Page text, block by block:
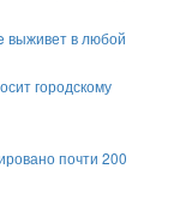
выживет в любой
городскому
почти 200